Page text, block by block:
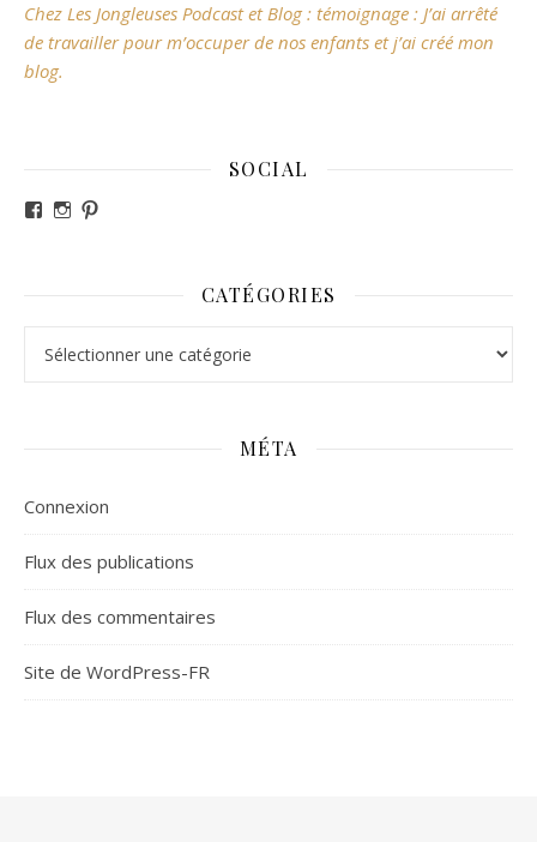
Chez Les Jongleuses Podcast et Blog : témoignage : J’ai arrêté
de travailler pour m’occuper de nos enfants et j’ai créé mon
blog.
SOCIAL
Voir le profil de revesdefripouilles sur Facebook
Voir le profil de claire_revesdefripouilles sur
CATÉGORIES
MÉTA
Connexion
Flux des publications
Flux des commentaires
Site de WordPress-FR